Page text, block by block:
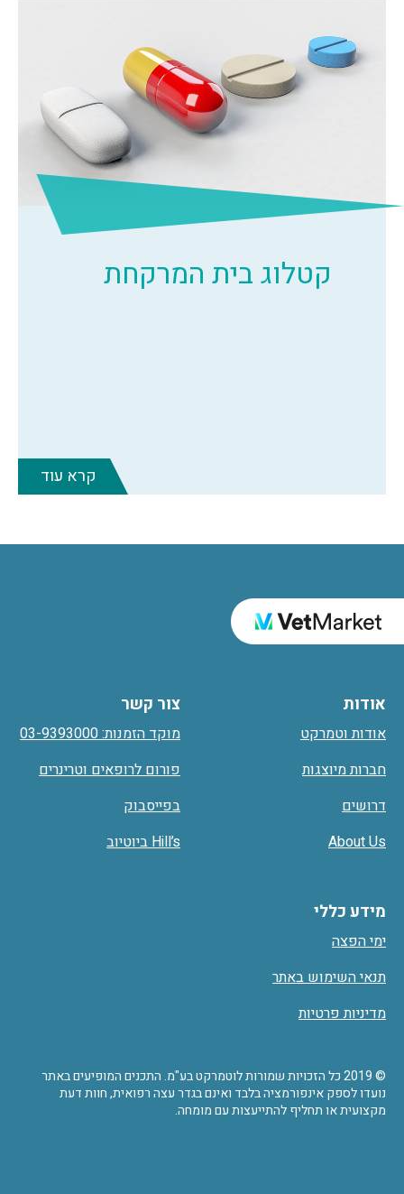
קטלוג בית המרקחת
קרא עוד
אודות
אודות וטמרקט
חברות מיוצגות
דרושים
About Us
מידע כללי
ימי הפצה
תנאי השימוש באתר
מדיניות פרטיות
צור קשר
מוקד הזמנות: 03-9393000
פורום לרופאים וטרינרים
בפייסבוק
Hill’s ביוטיוב
© 2019 כל הזכויות שמורות לוטמרקט בע"מ. התכנים המופיעים באתר
נועדו לספק אינפורמציה בלבד ואינם בגדר עצה רפואית, חוות דעת
מקצועית או תחליף להתייעצות עם מומחה.